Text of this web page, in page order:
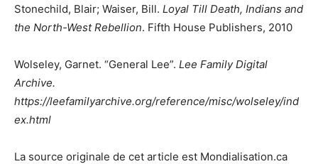
Stonechild, Blair; Waiser, Bill. Loyal Till Death, Indians and
the North-West Rebellion. Fifth House Publishers, 2010
Wolseley, Garnet. “General Lee”. Lee Family Digital
Archive.
https://leefamilyarchive.org/reference/misc/wolseley/ind
ex.html
La source originale de cet article est Mondialisation.ca